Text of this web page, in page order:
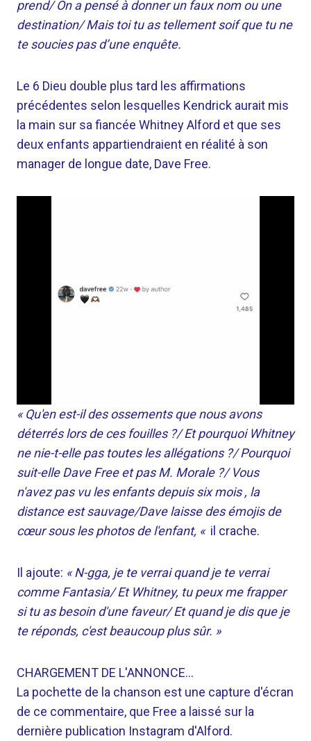
prend/ On a pensé à donner un faux nom ou une
destination/ Mais toi tu as tellement soif que tu ne
te soucies pas d’une enquête.
Le 6 Dieu double plus tard les affirmations
précédentes selon lesquelles Kendrick aurait mis
la main sur sa fiancée Whitney Alford et que ses
deux enfants appartiendraient en réalité à son
manager de longue date, Dave Free.
« Qu'en est-il des ossements que nous avons
déterrés lors de ces fouilles ?/ Et pourquoi Whitney
ne nie-t-elle pas toutes les allégations ?/ Pourquoi
suit-elle Dave Free et pas M. Morale ?/ Vous
n'avez pas vu les enfants depuis six mois , la
distance est sauvage/Dave laisse des émojis de
cœur sous les photos de l'enfant, « il crache.
Il ajoute: « N-gga, je te verrai quand je te verrai
comme Fantasia/ Et Whitney, tu peux me frapper
si tu as besoin d'une faveur/ Et quand je dis que je
te réponds, c'est beaucoup plus sûr. »
CHARGEMENT DE L'ANNONCE…
La pochette de la chanson est une capture d'écran
de ce commentaire, que Free a laissé sur la
dernière publication Instagram d'Alford.